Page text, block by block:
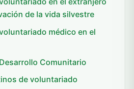
de la vida silvestre
médico en el
Comunitario
de voluntariado